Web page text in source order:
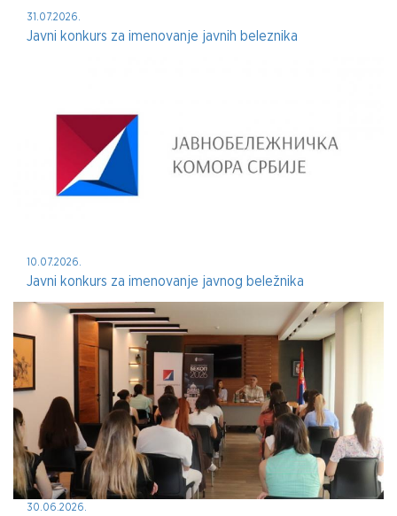
31.07.2026.
Javni konkurs za imenovanje javnih beleznika
10.07.2026.
Javni konkurs za imenovanje javnog beležnika
30.06.2026.